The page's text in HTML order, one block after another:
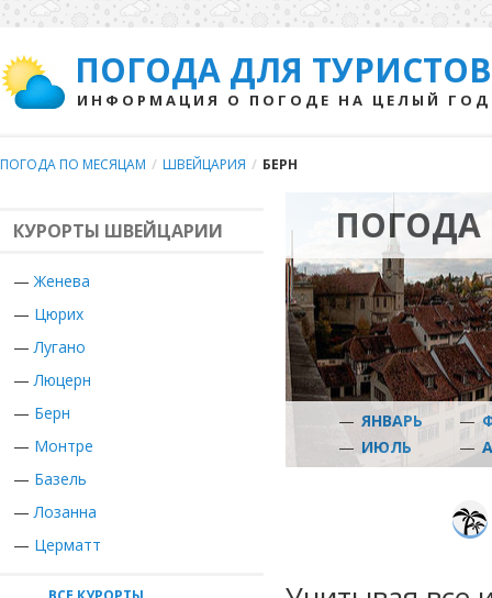
ПОГОДА ДЛЯ ТУРИСТОВ
ИНФОРМАЦИЯ О ПОГОДЕ НА ЦЕЛЫЙ ГОД
ПОГОДА ПО МЕСЯЦАМ / ШВЕЙЦАРИЯ / БЕРН
КУРОРТЫ ШВЕЙЦАРИИ
—Женева
— Цюрих
—Лугано
—Люцерн
— Берн
— Монтре
— Базель
—Лозанна
— Церматт
ПОГОДА
— ЯНВАРЬ —
— ИЮЛЬ —